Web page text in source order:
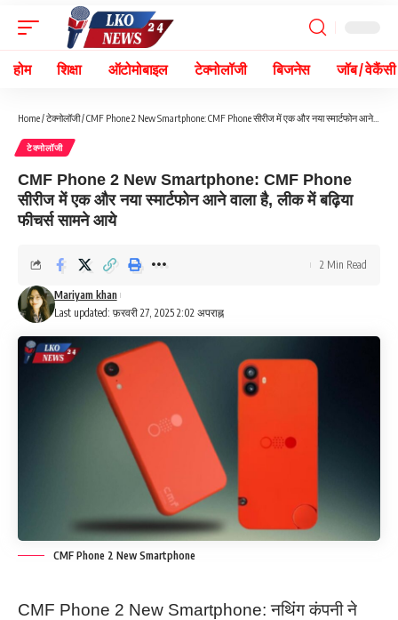
होम शिक्षा ऑटोमोबाइल टेक्नोलॉजी बिजनेस जॉब / वेकैंसी
Home/टेक्नोलॉजी/CMF Phone 2 New Smartphone: CMF Phone सीरीज में एक और नया स्मार्टफोन आने वाला है, लीक में बढ़िया फीचर्स सामने आये
टेक्नोलॉजी
CMF Phone 2 New Smartphone: CMF Phone
सीरीज में एक और नया स्मार्टफोन आने वाला है, लीक में बढ़िया
फीचर्स सामने आये
Last updated: फ़रवरी 27, 2025 2:02 अपराह्न
Mariyam khan
2 Min Read
CMF Phone 2 New Smartphone
CMF Phone 2 New Smartphone: नथिंग कंपनी ने